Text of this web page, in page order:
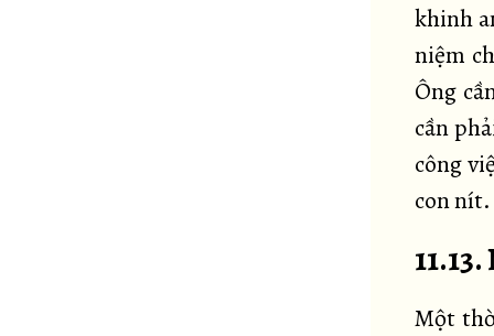
khinh
niệm
Ông
cần
công
con nít.
Một